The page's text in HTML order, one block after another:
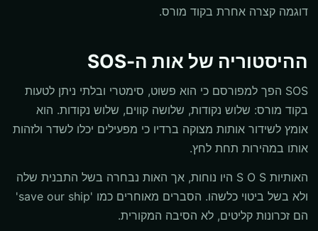
דוגמה קצרה אחרת בקוד מורס.
ההיסטוריה של אות ה-SOS
SOS הפך למפורסם כי הוא פשוט, סימטרי ובלתי ניתן לטעות
בקוד מורס: שלוש נקודות, שלושה קווים, שלוש נקודות. הוא
אומץ לשידור אותות מצוקה ברדיו כי מפעילים יכלו לשדר ולזהות
אותו במהירות תחת לחץ.
האותיות S O S היו נוחות, אך האות נבחרה בשל התבנית שלה
ולא בשל ביטוי כלשהו. הסברים מאוחרים כמו 'save our ship'
הם זכרונות קליטים, לא הסיבה המקורית.